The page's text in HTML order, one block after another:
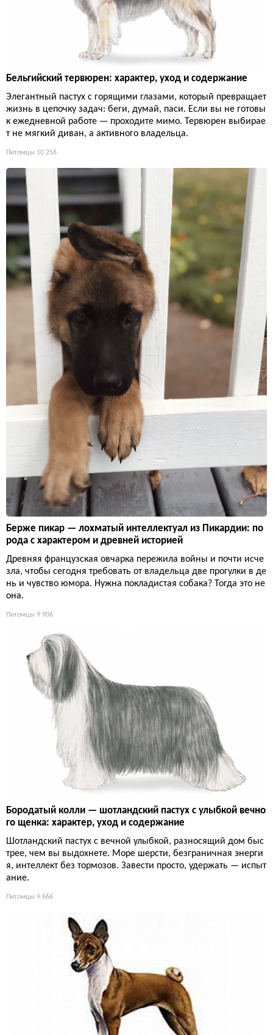
Бельгийский тервюрен: характер, уход и содержание
Элегантный пастух с горящими глазами, который превращает
жизнь в цепочку задач: беги, думай, паси. Если вы не готовы
к ежедневной работе — проходите мимо. Тервюрен выбирае
т не мягкий диван, а активного владельца.
Питомцы 10 256
Берже пикар — лохматый интеллектуал из Пикардии: по
рода с характером и древней историей
Древняя французская овчарка пережила войны и почти исче
зла, чтобы сегодня требовать от владельца две прогулки в де
нь и чувство юмора. Нужна покладистая собака? Тогда это не
она.
Питомцы 9 906
Бородатый колли — шотландский пастух с улыбкой вечно
го щенка: характер, уход и содержание
Шотландский пастух с вечной улыбкой, разносящий дом быс
трее, чем вы выдохнете. Море шерсти, безграничная энерги
я, интеллект без тормозов. Завести просто, удержать — испыт
ание.
Питомцы 9 666